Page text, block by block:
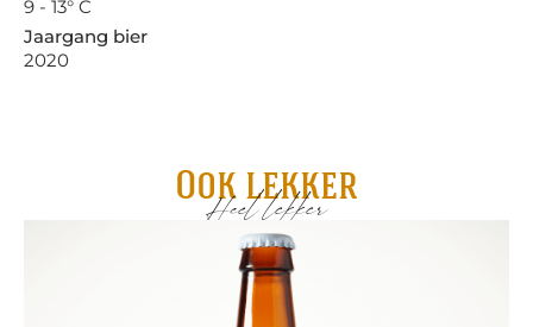
9 - 13° C
Jaargang bier
2020
Ook lekker
Heel lekker